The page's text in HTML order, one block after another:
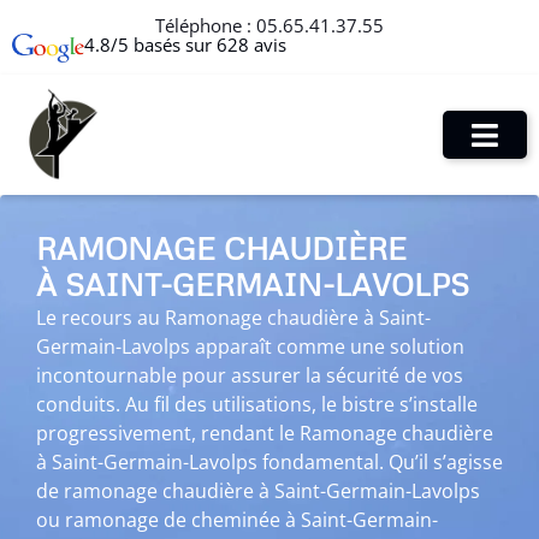
Téléphone : 05.65.41.37.55
4.8/5 basés sur 628 avis
RAMONAGE CHAUDIÈRE
À SAINT-GERMAIN-LAVOLPS
Le recours au Ramonage chaudière à Saint-
Germain-Lavolps apparaît comme une solution
incontournable pour assurer la sécurité de vos
conduits. Au fil des utilisations, le bistre s’installe
progressivement, rendant le Ramonage chaudière
à Saint-Germain-Lavolps fondamental. Qu’il s’agisse
de ramonage chaudière à Saint-Germain-Lavolps
ou ramonage de cheminée à Saint-Germain-